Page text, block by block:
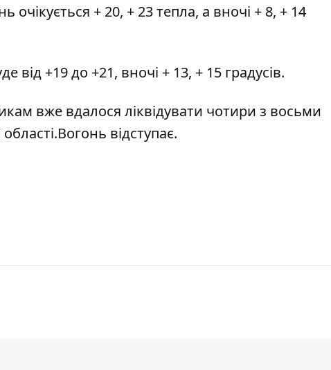
очікується + 20, + 23 тепла, а вночі + 8, + 14
від +19 до +21, вночі + 13, + 15 градусів.
вже вдалося ліквідувати чотири з восьми
.Вогонь відступає.